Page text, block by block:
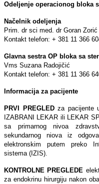
Odelјenje operacionog bloka
Načelnik odelјenja
Prim. dr sci med. dr Goran Zorić
Kontakt telefon: + 381 11 366
Glavna sestra OP bloka sa
Vms Suzana Radojičić
Kontakt telefon: + 381 11 366
Informacija za pacijente
PRVI PREGLEDza pacijente
IZABRANI LEKAR ili LEKAR
sa primarnog nivoa
sekundarnog niova iz
elektronskim putem preko
sistema (IZIS).
KONTROLNE PREGLEDE
za endokrinu hirurgiju nakon